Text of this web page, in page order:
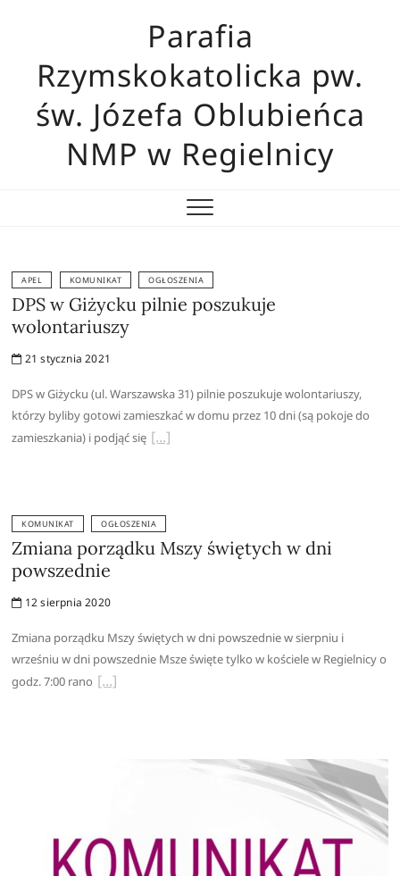
Parafia
Rzymskokatolicka pw.
św. Józefa Oblubieńca
NMP w Regielnicy
APEL KOMUNIKAT OGŁOSZENIA
DPS w Giżycku pilnie poszukuje
wolontariuszy
21 stycznia 2021
DPS w Giżycku (ul. Warszawska 31) pilnie poszukuje wolontariuszy,
którzy byliby gotowi zamieszkać w domu przez 10 dni (są pokoje do
zamieszkania) i podjąć się
KOMUNIKAT OGŁOSZENIA
Zmiana porządku Mszy świętych w dni
powszednie
12 sierpnia 2020
Zmiana porządku Mszy świętych w dni powszednie w sierpniu i
wrześniu w dni powszednie Msze święte tylko w kościele w Regielnicy o
godz. 7:00 rano